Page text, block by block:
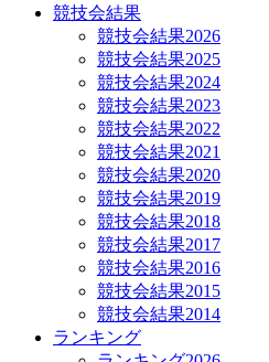
競技会結果
競技会結果2026
競技会結果2025
競技会結果2024
競技会結果2023
競技会結果2022
競技会結果2021
競技会結果2020
競技会結果2019
競技会結果2018
競技会結果2017
競技会結果2016
競技会結果2015
競技会結果2014
ランキング